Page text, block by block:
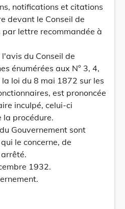
notifications et citations
devant le Conseil de
lettre recommandée à
du Conseil de
énumérées aux N° 3, 4,
loi du 8 mai 1872 sur les
est prononcée
inculpé, celui-ci
la procédure.
Gouvernement sont
le concerne, de
1932.